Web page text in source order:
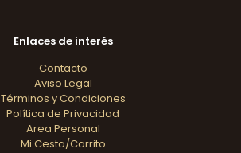
Enlaces de interés
Contacto
Aviso Legal
Términos y Condiciones
Política de Privacidad
Area Personal
Mi Cesta/Carrito